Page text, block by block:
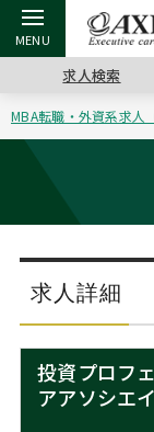
戻る
アクシアムの特長
サービス案内
コンサルタントの紹
戻る
キャリア支援 TOP
キャリアデザイン
（最新求人市場動
ステージ別アドバイ
MBAの転職事例
戻る
転職ツール TOP
英文レジュメの書
職務経歴書の書き方
よくある面接Q&A集
戻る
転職コラム TOP
“展”職相談室
転職市場の明日をよ
転職成功への4つ
戻る
イベント・セミナ
ジョブフェア
キャリアデザイン
キャリアフォーラム
戻る
会社概要 TOP
沿革
主なクライアント
採用情報
求人検索
MBA転職・外資系求人
求人詳細
投資プロフ
アアソシエイ